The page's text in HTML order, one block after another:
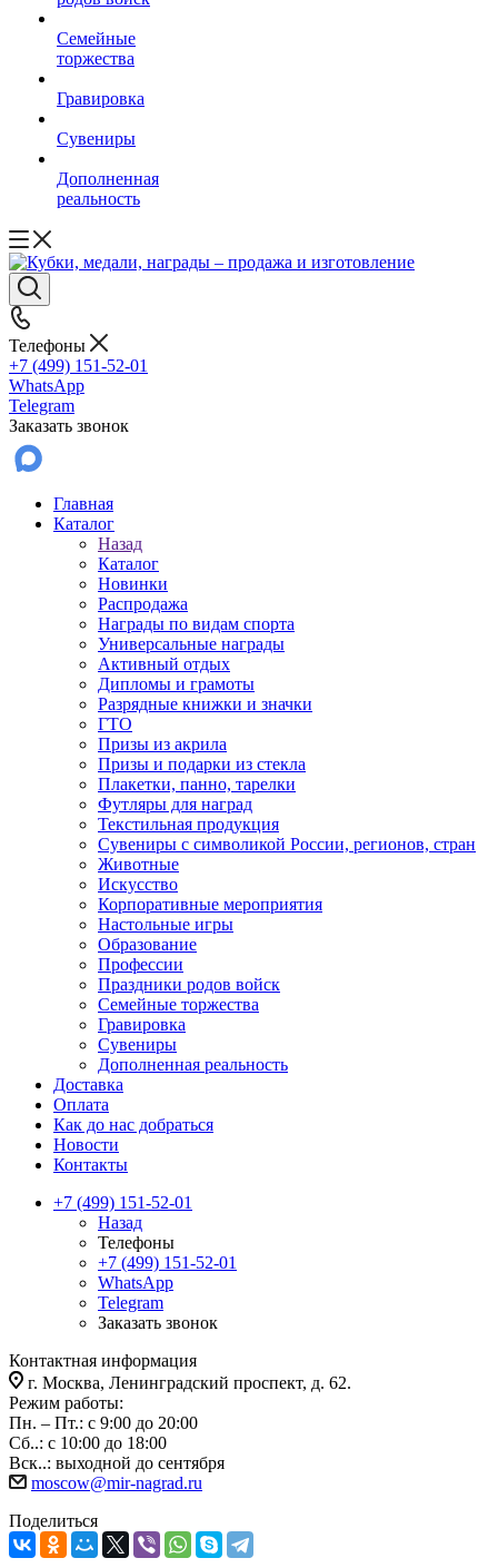
Семейные
торжества
Гравировка
Сувениры
Дополненная
реальность
Телефоны
+7 (499) 151-52-01
WhatsApp
Telegram
Заказать звонок
Главная
Каталог
Назад
Каталог
Новинки
Распродажа
Награды по видам спорта
Универсальные награды
Активный отдых
Дипломы и грамоты
Разрядные книжки и значки
ГТО
Призы из акрила
Призы и подарки из стекла
Плакетки, панно, тарелки
Футляры для наград
Текстильная продукция
Сувениры с символикой России, регионов, стран
Животные
Искусство
Корпоративные мероприятия
Настольные игры
Образование
Профессии
Праздники родов войск
Семейные торжества
Гравировка
Сувениры
Дополненная реальность
Доставка
Оплата
Как до нас добраться
Новости
Контакты
+7 (499) 151-52-01
Назад
Телефоны
+7 (499) 151-52-01
WhatsApp
Telegram
Заказать звонок
Контактная информация
г. Москва, Ленинградский проспект, д. 62.
Режим работы:
Пн. – Пт.: с 9:00 до 20:00
Сб..: с 10:00 до 18:00
Вск..: выходной до сентября
moscow@mir-nagrad.ru
Поделиться